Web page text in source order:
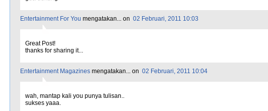
Entertainment For You mengatakan... on 02 Februari, 2011 10:03
Great Post!
thanks for sharing it...
Entertainment Magazines mengatakan... on 02 Februari, 2011 10:04
wah, mantap kali you punya tulisan..
sukses yaaa.